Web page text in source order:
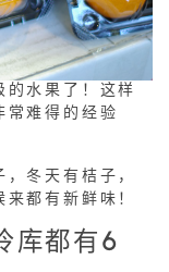
的水果了！这样
常难得的经验
冬天有桔子，
都有新鲜味！
库都有6